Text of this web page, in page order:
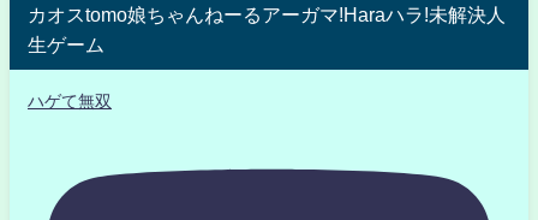
カオスtomo娘ちゃんねーるアーガマ!Haraハラ!未解決人
生ゲーム
ハゲて無双